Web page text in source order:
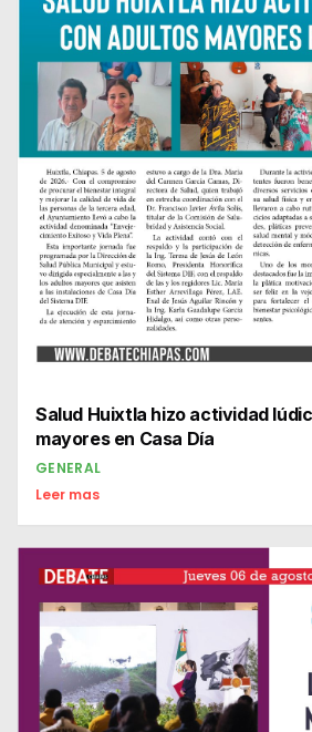
Salud Huixtla hizo actividad
mayores en Casa Día
GENERAL
Leer mas